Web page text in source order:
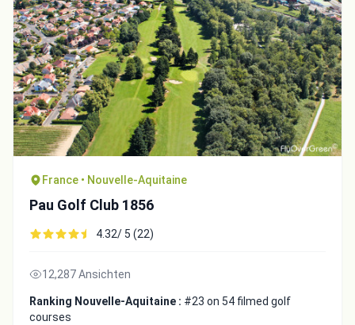
France • Nouvelle-Aquitaine
Pau Golf Club 1856
4.32/ 5 (22)
12,287 Ansichten
Ranking Nouvelle-Aquitaine : #23 on 54 filmed golf
courses